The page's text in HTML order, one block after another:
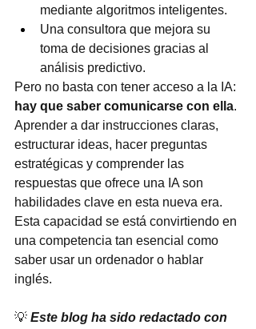
mediante algoritmos inteligentes.
Una consultora que mejora su
toma de decisiones gracias al
análisis predictivo.
Pero no basta con tener acceso a la IA:
hay que saber comunicarse con ella.
Aprender a dar instrucciones claras,
estructurar ideas, hacer preguntas
estratégicas y comprender las
respuestas que ofrece una IA son
habilidades clave en esta nueva era.
Esta capacidad se está convirtiendo en
una competencia tan esencial como
saber usar un ordenador o hablar
inglés.
💡 Este blog ha sido redactado con